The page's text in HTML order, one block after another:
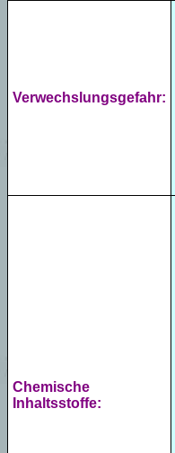
Verwechslungsgefahr:
Chemische
Inhaltsstoffe: